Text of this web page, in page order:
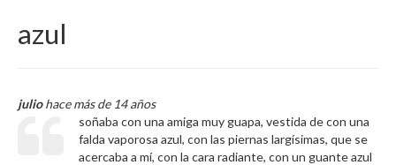
azul
juliohace más de 14 años
soñaba con una amiga muy guapa, vestida de con una
falda vaporosa azul, con las piernas largísimas, que se
acercaba a mí, con la cara radiante, con un guante azul